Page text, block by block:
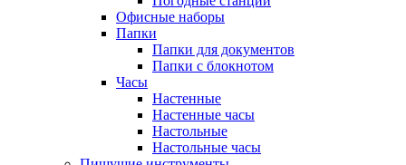
Офисные наборы
Папки
Папки для документов
Папки с блокнотом
Часы
Настенные
Настенные часы
Настольные
Настольные часы